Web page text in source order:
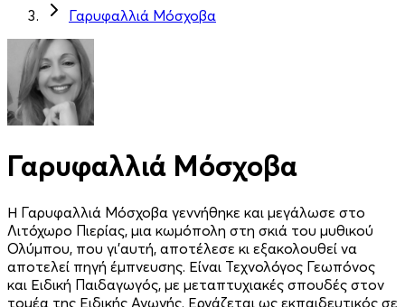
Γαρυφαλλιά Μόσχοβα
Γαρυφαλλιά Μόσχοβα
Η Γαρυφαλλιά Μόσχοβα γεννήθηκε και μεγάλωσε στο
Λιτόχωρο Πιερίας, μια κωμόπολη στη σκιά του μυθικού
Ολύμπου, που γι'αυτή, αποτέλεσε κι εξακολουθεί να
αποτελεί πηγή έμπνευσης. Είναι Τεχνολόγος Γεωπόνος
και Ειδική Παιδαγωγός, με μεταπτυχιακές σπουδές στον
τομέα της Ειδικής Αγωγής. Εργάζεται ως εκπαιδευτικός σε